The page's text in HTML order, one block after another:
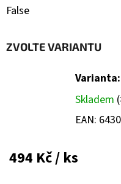
False
ZVOLTE VARIANTU
Skladem
EAN:
494 Kč/ ks